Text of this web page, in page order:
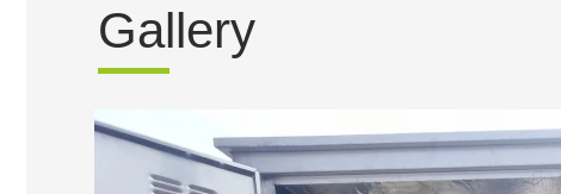
Gallery